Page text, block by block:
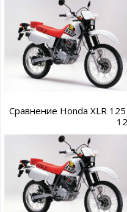
Сравнение Honda XLR